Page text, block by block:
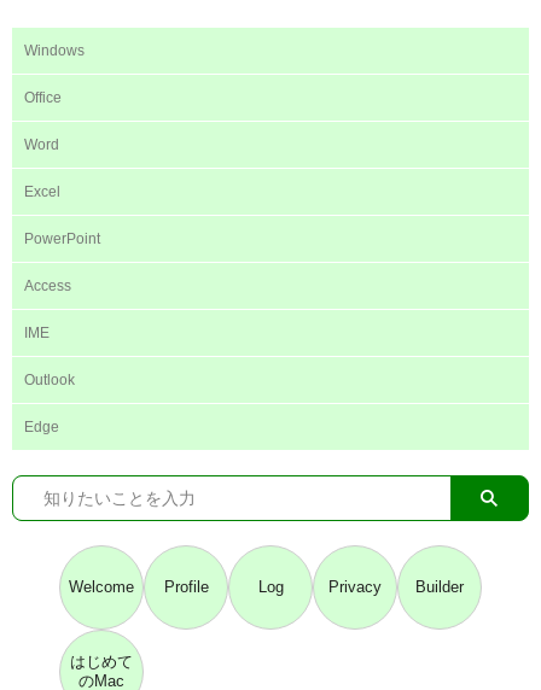
Windows
Office
Word
Excel
PowerPoint
Access
IME
Outlook
Edge
Welcome Profile Log Privacy Builder
はじめて
のMac